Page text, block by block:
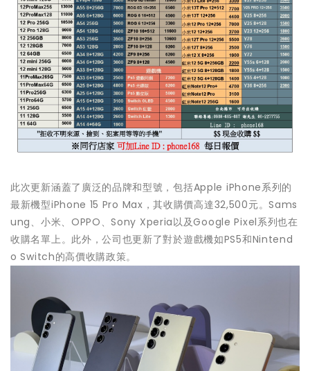
此次更新涵蓋了廣泛的品牌和型號，包括Apple iPhone系列的
最新機型iPhone 15 Pro Max，其收購價高達32,500元。Sams
ung、小米、OPPO、Sony Xperia以及Google Pixel系列也在
收購名單上。此外，公司也更新了對於遊戲機如PS5和Nintend
o Switch的高價收購政策。